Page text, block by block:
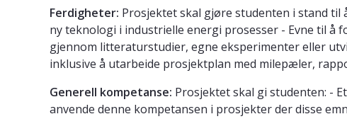
Ferdigheter: Prosjektet skal gjøre studenten i stand
ny teknologi i industrielle energi prosesser - Evne til å
gjennom litteraturstudier, egne eksperimenter eller
inklusive å utarbeide prosjektplan med milepæler,
Generell kompetanse: Prosjektet skal gi studenten: -
anvende denne kompetansen i prosjekter der disse